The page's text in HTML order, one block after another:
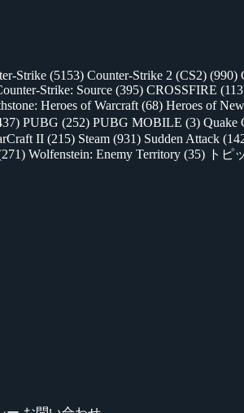
Strike (5153) Counter-Strike 2 (CS2) (990)
Strike: Source (395) CROSSFIRE
Heroes of Warcraft (68) Heroes of
PUBG (252) PUBG MOBILE (3) Quake
II (215) Steam (931) Sudden Attack
Wolfenstein: Enemy Territory (35) トピ